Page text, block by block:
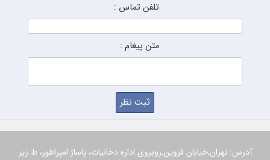
تلفن تماس :
متن پیغام :
آدرس: تهران,خیابان قزوین,روبروی اداره دخانیات، پاساژ امپراطور، ط زیر